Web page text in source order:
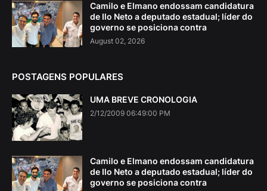
Camilo e Elmano endossam candidatura
de Ilo Neto a deputado estadual; líder do
governo se posiciona contra
August 02, 2026
POSTAGENS POPULARES
UMA BREVE CRONOLOGIA
2/12/2009 06:49:00 PM
Camilo e Elmano endossam candidatura
de Ilo Neto a deputado estadual; líder do
governo se posiciona contra